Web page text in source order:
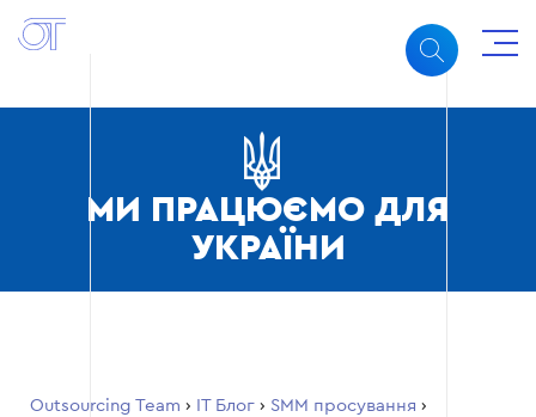
МИ ПРАЦЮЄМО ДЛЯ
УКРАЇНИ
Outsourcing Team › ІТ Блог › SMM просування ›